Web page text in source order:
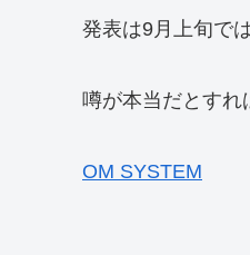
発表は9月上旬で
噂が本当だとすれ
OM SYSTEM